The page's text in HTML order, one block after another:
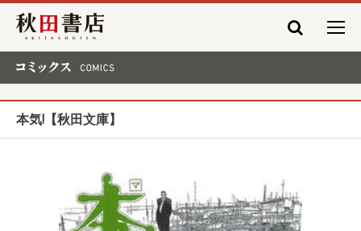
秋田書店
本気!【秋田文庫】